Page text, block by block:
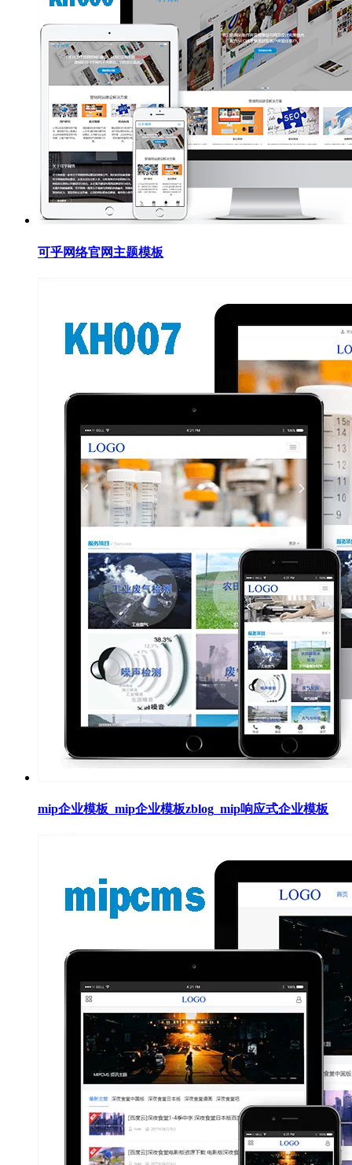
可乎网络官网主题模板
mip企业模板_mip企业模板zblog_mip响应式企业模板